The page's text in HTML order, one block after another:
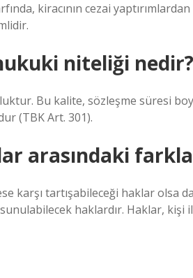
kiracının cezai
niteliği nedir?
Bu kalite, sözleşme süresi
(TBK Art. 301).
arasındaki
karşı tartışabileceği haklar olsa
haklardır. Haklar, kişi